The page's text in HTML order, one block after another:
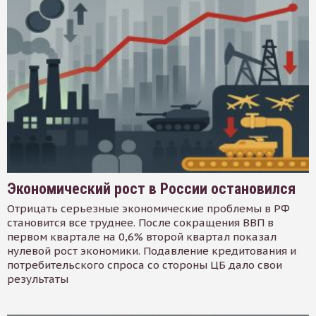
Экономический рост в России остановился
Отрицать серьезные экономические проблемы в РФ
становится все труднее. После сокращения ВВП в
первом квартале на 0,6% второй квартал показал
нулевой рост экономики. Подавление кредитования и
потребительского спроса со стороны ЦБ дало свои
результаты